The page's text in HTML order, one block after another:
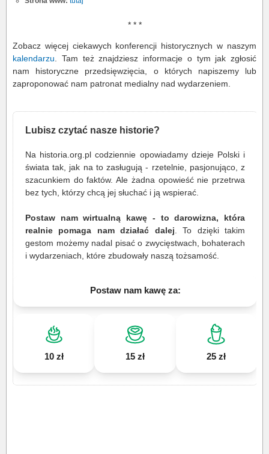
* * *
Zobacz więcej ciekawych konferencji historycznych w naszym
kalendarzu . Tam też znajdziesz informacje o tym jak zgłosić
nam historyczne przedsięwzięcia, o których napiszemy lub
zaproponować nam patronat medialny nad wydarzeniem.
Lubisz czytać nasze historie?
Na historia.org.pl codziennie opowiadamy dzieje Polski i
świata tak, jak na to zasługują - rzetelnie, pasjonująco, z
szacunkiem do faktów. Ale żadna opowieść nie przetrwa
bez tych, którzy chcą jej słuchać i ją wspierać.
Postaw nam wirtualną kawę - to darowizna, która
realnie pomaga nam działać dalej . To dzięki takim
gestom możemy nadal pisać o zwycięstwach, bohaterach
i wydarzeniach, które zbudowały naszą tożsamość.
Postaw nam kawę za:
10 zł 15 zł 25 zł